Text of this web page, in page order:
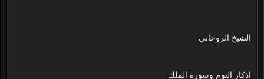
الشيخ الروحاني
اذكار النوم وسورة الملك